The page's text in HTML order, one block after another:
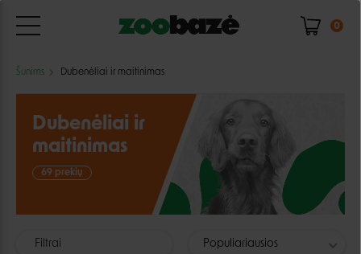
0
Šunims Dubenėliai ir maitinimas
Dubenėliai ir
maitinimas
69 prekių
Filtrai Populiariausios